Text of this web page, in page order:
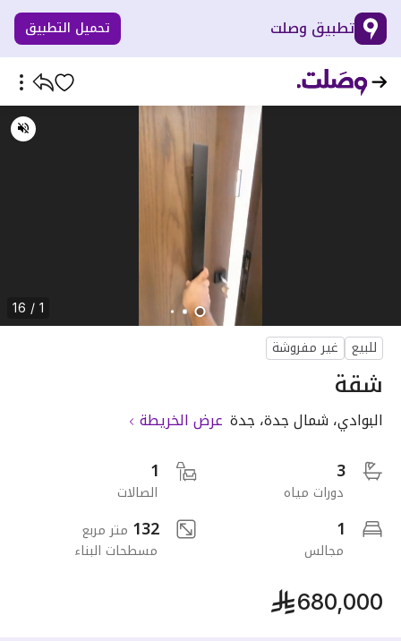
تطبيق وصلت تحميل التطبيق
1 / 16
للبيع غير مفروشة
شقة
البوادي، شمال جدة، جدة عرض الخريطة
3
دورات مياه
1
الصالات
1
مجالس
132 متر مربع
مسطحات البناء
680,000